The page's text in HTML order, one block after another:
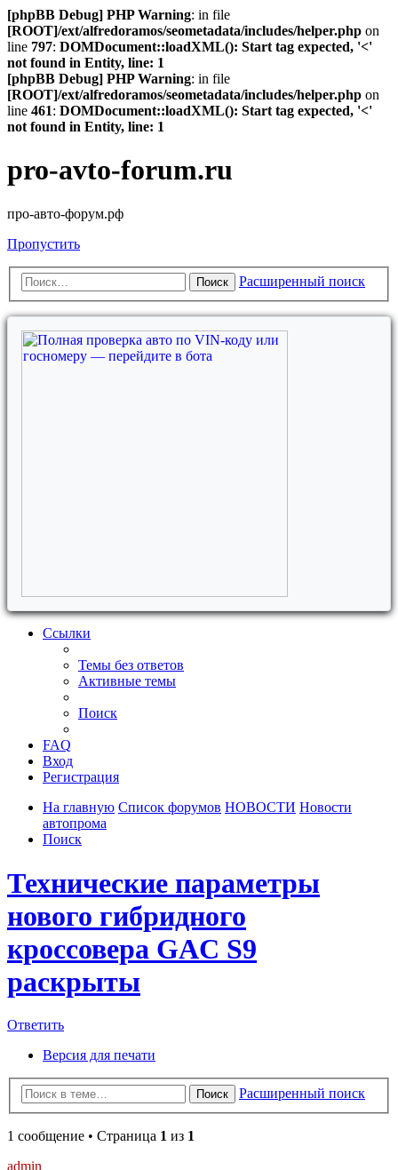
[phpBB Debug] PHP Warning: in file
[ROOT]/ext/alfredoramos/seometadata/includes/helper.php on
line 797: DOMDocument::loadXML(): Start tag expected, '<'
not found in Entity, line: 1
[phpBB Debug] PHP Warning: in file
[ROOT]/ext/alfredoramos/seometadata/includes/helper.php on
line 461: DOMDocument::loadXML(): Start tag expected, '<'
not found in Entity, line: 1
pro-avto-forum.ru
про-авто-форум.рф
Пропустить
Поиск Расширенный поиск
Ссылки
Темы без ответов
Активные темы
Поиск
FAQ
Вход
Регистрация
На главную Список форумов НОВОСТИ Новости
автопрома
Поиск
Технические параметры
нового гибридного
кроссовера GAC S9
раскрыты
Ответить
Версия для печати
Поиск Расширенный поиск
1 сообщение • Страница 1 из 1
admin